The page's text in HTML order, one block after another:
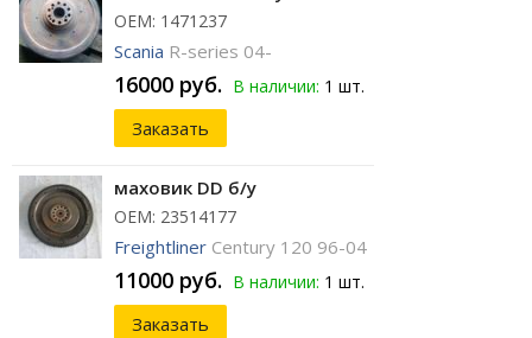
ОЕМ: 1471237
Scania R-series 04-
16000 руб. В наличии: 1 шт.
Заказать
маховик DD б/у
ОЕМ: 23514177
Freightliner Century 120 96-04
11000 руб. В наличии: 1 шт.
Заказать